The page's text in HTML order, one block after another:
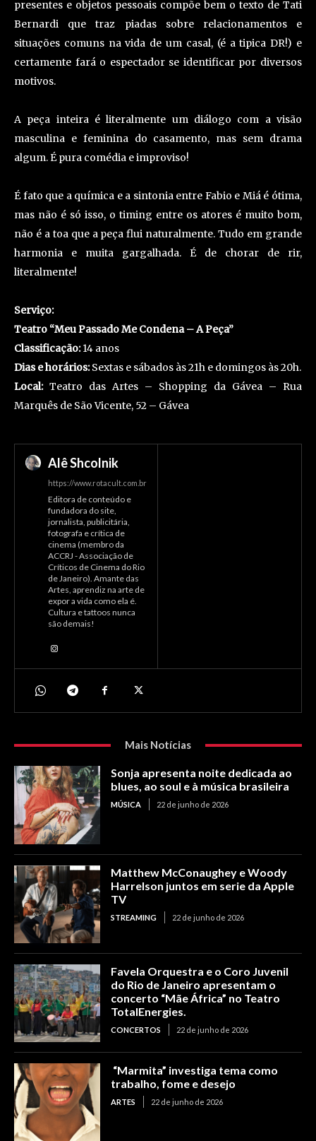
presentes e objetos pessoais compõe bem o texto de Tati
Bernardi que traz piadas sobre relacionamentos e
situações comuns na vida de um casal, (é a tipica DR!) e
certamente fará o espectador se identificar por diversos
motivos.
A peça inteira é literalmente um diálogo com a visão
masculina e feminina do casamento, mas sem drama
algum. É pura comédia e improviso!
É fato que a química e a sintonia entre Fabio e Miá é ótima,
mas não é só isso, o timing entre os atores é muito bom,
não é a toa que a peça flui naturalmente. Tudo em grande
harmonia e muita gargalhada. É de chorar de rir,
literalmente!
Serviço:
Teatro “Meu Passado Me Condena – A Peça”
Classificação:14 anos
Dias e horários:Sextas e sábados às 21h e domingos às 20h.
Local:Teatro das Artes – Shopping da Gávea – Rua
Marquês de São Vicente, 52 – Gávea
Alê Shcolnik
https://www.rotacult.com.br
Editora de conteúdo e
fundadora do site,
jornalista, publicitária,
fotografa e crítica de
cinema (membro da
ACCRJ - Associação de
Críticos de Cinema do Rio
de Janeiro). Amante das
Artes, aprendiz na arte de
expor a vida como ela é.
Cultura e tattoos nunca
são demais!
Mais Notícias
Sonja apresenta noite dedicada ao
blues, ao soul e à música brasileira
MÚSICA 22 de junho de 2026
Matthew McConaughey e Woody
Harrelson juntos em serie da Apple
TV
STREAMING 22 de junho de 2026
Favela Orquestra e o Coro Juvenil
do Rio de Janeiro apresentam o
concerto “Mãe África” no Teatro
TotalEnergies.
CONCERTOS 22 de junho de 2026
“Marmita” investiga tema como
trabalho, fome e desejo
ARTES 22 de junho de 2026